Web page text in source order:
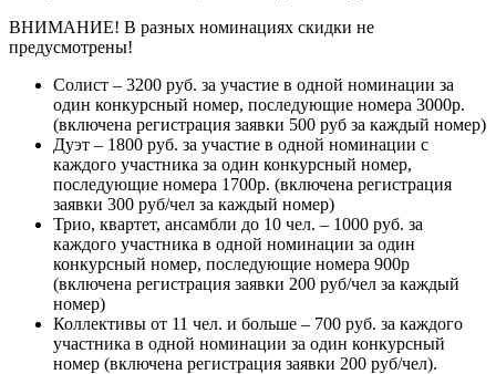
ВНИМАНИЕ! В разных номинациях скидки не
предусмотрены!
Солист – 3200 руб. за участие в одной номинации за
один конкурсный номер, последующие номера 3000р.
(включена регистрация заявки 500 руб за каждый номер)
Дуэт – 1800 руб. за участие в одной номинации с
каждого участника за один конкурсный номер,
последующие номера 1700р. (включена регистрация
заявки 300 руб/чел за каждый номер)
Трио, квартет, ансамбли до 10 чел. – 1000 руб. за
каждого участника в одной номинации за один
конкурсный номер, последующие номера 900р
(включена регистрация заявки 200 руб/чел за каждый
номер)
Коллективы от 11 чел. и больше – 700 руб. за каждого
участника в одной номинации за один конкурсный
номер (включена регистрация заявки 200 руб/чел).